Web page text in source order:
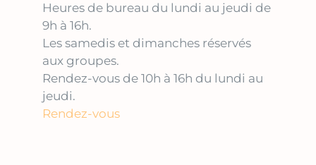
Heures de bureau du lundi au jeudi de
9h à 16h.
Les samedis et dimanches réservés
aux groupes.
Rendez-vous de 10h à 16h du lundi au
jeudi.
Rendez-vous